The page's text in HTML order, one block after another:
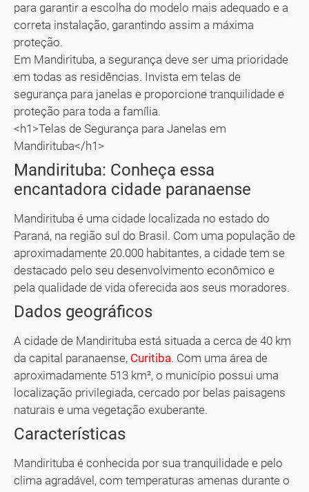
para garantir a escolha do modelo mais adequado e a
correta instalação, garantindo assim a máxima
proteção.
Em Mandirituba, a segurança deve ser uma prioridade
em todas as residências. Invista em telas de
segurança para janelas e proporcione tranquilidade e
proteção para toda a família.
<h1>Telas de Segurança para Janelas em
Mandirituba</h1>
Mandirituba: Conheça essa
encantadora cidade paranaense
Mandirituba é uma cidade localizada no estado do
Paraná, na região sul do Brasil. Com uma população de
aproximadamente 20.000 habitantes, a cidade tem se
destacado pelo seu desenvolvimento econômico e
pela qualidade de vida oferecida aos seus moradores.
Dados geográficos
A cidade de Mandirituba está situada a cerca de 40 km
da capital paranaense, Curitiba. Com uma área de
aproximadamente 513 km², o município possui uma
localização privilegiada, cercado por belas paisagens
naturais e uma vegetação exuberante.
Características
Mandirituba é conhecida por sua tranquilidade e pelo
clima agradável, com temperaturas amenas durante o